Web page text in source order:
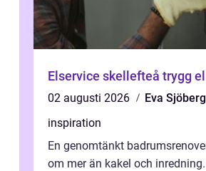
Elservice
02 augusti 2026
Eva Sjöberg
inspiration
En genomtänkt
om mer än kakel och